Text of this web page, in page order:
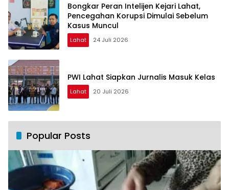
Bongkar Peran Intelijen Kejari Lahat,
Pencegahan Korupsi Dimulai Sebelum
Kasus Muncul
Lahat 24 Juli 2026
PWI Lahat Siapkan Jurnalis Masuk Kelas
Lahat 20 Juli 2026
Popular Posts